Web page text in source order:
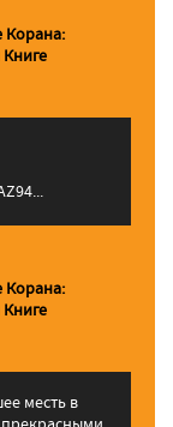
Корана:
Корана:
месть в